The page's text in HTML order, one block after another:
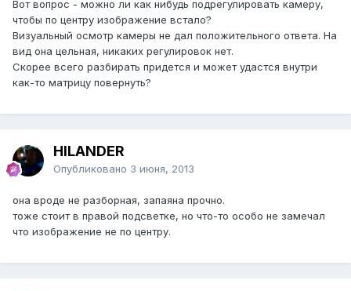
Вот вопрос - можно ли как нибудь подрегулировать камеру,
чтобы по центру изображение встало?
Визуальный осмотр камеры не дал положительного ответа. На
вид она цельная, никаких регулировок нет.
Скорее всего разбирать придется и может удастся внутри
как-то матрицу повернуть?
HILANDER
Опубликовано 3 июня, 2013
она вроде не разборная, запаяна прочно.
тоже стоит в правой подсветке, но что-то особо не замечал
что изображение не по центру.